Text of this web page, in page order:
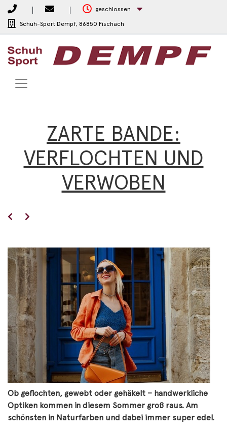
geschlossen
Schuh-Sport Dempf, 86850 Fischach
ZARTE BANDE:
VERFLOCHTEN UND
VERWOBEN
Ob geflochten, gewebt oder gehäkelt – handwerkliche
Optiken kommen in diesem Sommer groß raus. Am
schönsten in Naturfarben und dabei immer super edel.